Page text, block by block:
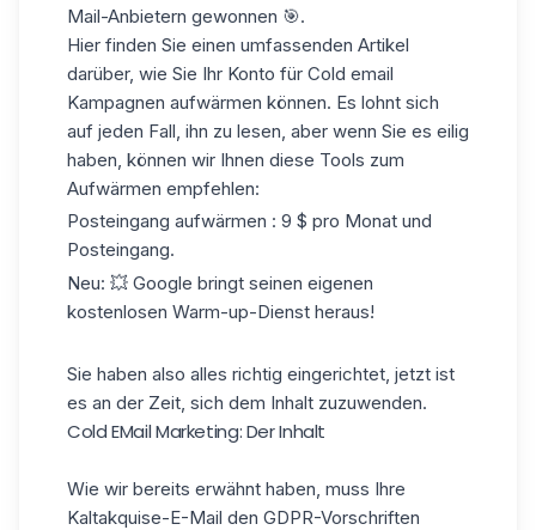
Mail-Anbietern gewonnen 🎯.
Hier finden Sie einen umfassenden Artikel
darüber, wie Sie Ihr Konto für Cold email
Kampagnen aufwärmen können. Es lohnt sich
auf jeden Fall, ihn zu lesen, aber wenn Sie es eilig
haben, können wir Ihnen diese Tools zum
Aufwärmen empfehlen:
Posteingang aufwärmen : 9 $ pro Monat und
Posteingang.
Neu: 💥 Google bringt seinen eigenen
kostenlosen Warm-up-Dienst heraus!
Sie haben also alles richtig eingerichtet, jetzt ist
es an der Zeit, sich dem Inhalt zuzuwenden.
Cold EMail Marketing: Der Inhalt
Wie wir bereits erwähnt haben, muss Ihre
Kaltakquise-E-Mail den GDPR-Vorschriften